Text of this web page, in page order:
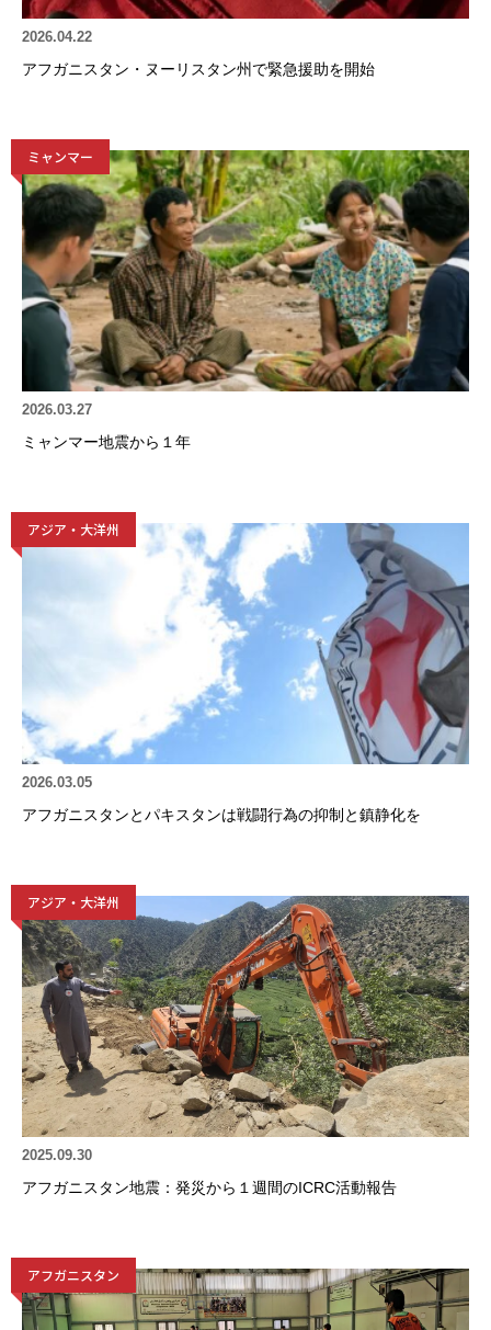
2026.04.22
アフガニスタン・ヌーリスタン州で緊急援助を開始
ミャンマー
2026.03.27
ミャンマー地震から１年
アジア・大洋州
2026.03.05
アフガニスタンとパキスタンは戦闘行為の抑制と鎮静化を
アジア・大洋州
2025.09.30
アフガニスタン地震：発災から１週間のICRC活動報告
アフガニスタン